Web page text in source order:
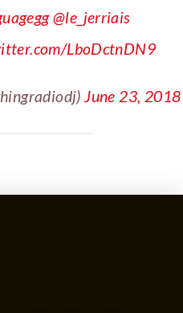
@le_jerriais
LboDctnDN9
June 23, 2018